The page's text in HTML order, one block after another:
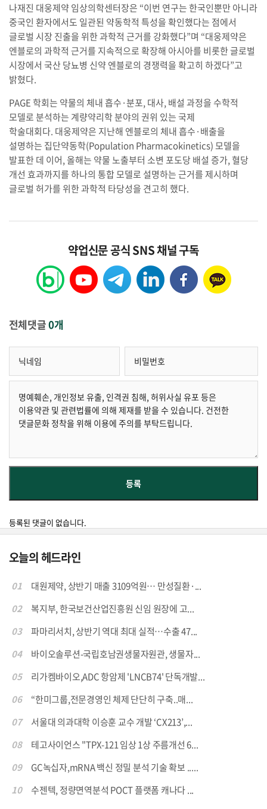
나재진 대웅제약 임상의학센터장은 “이번 연구는 한국인뿐만 아니라
중국인 환자에서도 일관된 약동학적 특성을 확인했다는 점에서
글로벌 시장 진출을 위한 과학적 근거를 강화했다”며 “대웅제약은
엔블로의 과학적 근거를 지속적으로 확장해 아시아를 비롯한 글로벌
시장에서 국산 당뇨병 신약 엔블로의 경쟁력을 확고히 하겠다”고
밝혔다.
PAGE 학회는 약물의 체내 흡수·분포, 대사, 배설 과정을 수학적
모델로 분석하는 계량약리학 분야의 권위 있는 국제
학술대회다. 대웅제약은 지난해 엔블로의 체내 흡수·배출을
설명하는 집단약동학(Population Pharmacokinetics) 모델을
발표한 데 이어, 올해는 약물 노출부터 소변 포도당 배설 증가, 혈당
개선 효과까지를 하나의 통합 모델로 설명하는 근거를 제시하며
글로벌 허가를 위한 과학적 타당성을 견고히 했다.
약업신문 공식 SNS 채널 구독
전체댓글0개
등록된 댓글이 없습니다.
오늘의 헤드라인
01
대원제약, 상반기 매출 3109억원… 만성질환·...
02
복지부, 한국보건산업진흥원 신임 원장에 고...
03
파마리서치, 상반기 역대 최대 실적…수출 47...
04
바이오솔루션-국립호남권생물자원관, 생물자...
05
리가켐바이오,ADC 항암제 'LNCB74' 단독개발...
06
“한미그룹,전문경영인 체제 단단히 구축..매...
07
서울대 의과대학 이승훈 교수 개발 ‘CX213’,...
08
테고사이언스 "TPX-121 임상 1상 주름개선 6...
09
GC녹십자,mRNA 백신 정밀 분석 기술 확보 .....
10
수젠텍, 정량면역분석 POCT 플랫폼 캐나다 ...